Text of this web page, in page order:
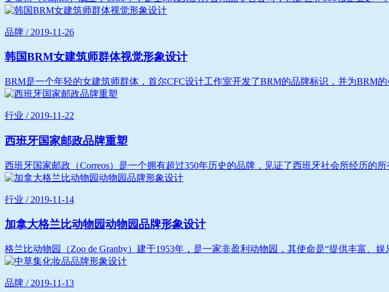
品牌 / 2019-11-26
韩国BRM女建筑师群体视觉形象设计
BRM是一个年轻的女建筑师群体，首尔CFC设计工作室开发了BRM的品牌标识，并为BRM
行业 / 2019-11-22
西班牙国家邮政品牌重塑
西班牙国家邮政（Correos）是一个拥有超过350年历史的品牌，见证了西班牙社会所经历的
行业 / 2019-11-14
加拿大格兰比动物园动物园品牌形象设计
格兰比动物园（Zoo de Granby）建于1953年，是一家非盈利动物园，其使命是“提供丰富、
品牌 / 2019-11-13